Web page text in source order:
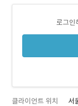
로그인
클라이언트 위치 서